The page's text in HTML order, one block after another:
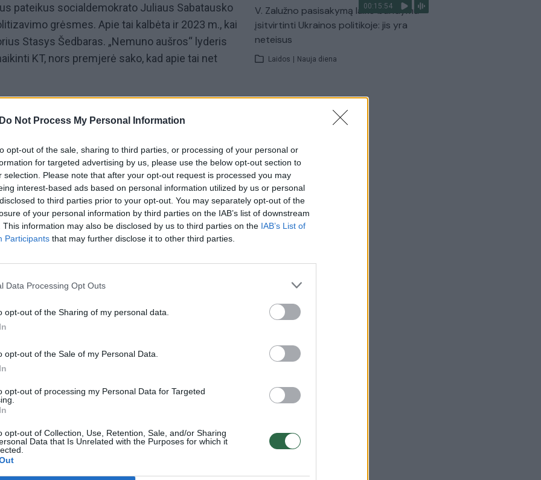
Do Not Process My Personal Information
opt-out of the sale, sharing to third parties, or processing of your personal or
for targeted advertising by us, please use the below opt-out section to
selection. Please note that after your opt-out request is processed you may
interest-based ads based on personal information utilized by us or personal
to third parties prior to your opt-out. You may separately opt-out of the
of your personal information by third parties on the IAB’s list of downstream
This information may also be disclosed by us to third parties on the IAB’s List of
Participants that may further disclose it to other third parties.
Data Processing Opt Outs
opt-out of the Sharing of my personal data.
opt-out of the Sale of my Personal Data.
opt-out of processing my Personal Data for Targeted
opt-out of Collection, Use, Retention, Sale, and/or Sharing
Data that Is Unrelated with the Purposes for which it
pateikus socialdemokrato Juliaus Sabatausko
grėsmes. Apie tai kalbėta ir 2023 m., kai
Stasys Šedbaras. „Nemuno aušros“ lyderis
KT, nors premjerė sako, kad apie tai net
ir tampa politikų prieglauda? Kokias
teisme? Laidoje „Iš esmės“ dalyvauja
profesorius
garbės pirmininkas Vytenis Andriukaitis.
diskusijos, pokalbiai su politologais,
ir kitais savo srities specialistais. Laidą veda
Perednis.
Vytenis Povilas Andriukaitis
–
kasdienybė – priekabiavimas, patyčios ir
Žinios | Lietuvos diena
00:15:54
V. Zalužno pasisakymą laiko bandymu
įsitvirtinti Ukrainos politikoje: jis yra
neteisus
Laidos Nauja diena